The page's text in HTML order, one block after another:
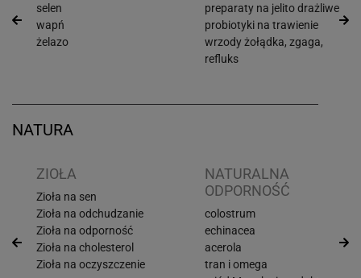
selen
wapń
żelazo
preparaty na jelito drażliwe
probiotyki na trawienie
wrzody żołądka, zgaga,
refluks
NATURA
ZIOŁA
Zioła na sen
Zioła na odchudzanie
Zioła na odporność
Zioła na cholesterol
Zioła na oczyszczenie
NATURALNA
ODPORNOŚĆ
colostrum
echinacea
acerola
tran i omega